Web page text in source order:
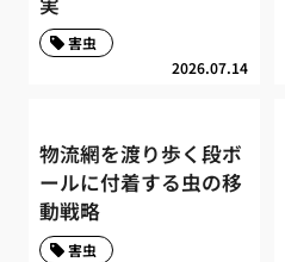
2026.07.14
害虫
物流網を渡り歩く段ボ
ールに付着する虫の移
動戦略
害虫